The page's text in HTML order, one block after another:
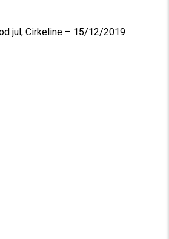
jul, Cirkeline – 15/12/2019